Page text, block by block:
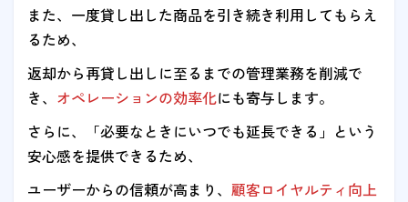
また、一度貸し出した商品を引き続き利用してもらえ
るため、
返却から再貸し出しに至るまでの管理業務を削減で
き、 オペレーションの効率化にも寄与します。
さらに、「必要なときにいつでも延長できる」という
安心感を提供できるため、
ユーザーからの信頼が高まり、 顧客ロイヤルティ向上